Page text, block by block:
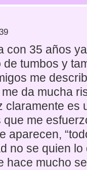
con 35 años
tumbos y
me
da mucha
claramente es
me
aparecen,
no se quien lo
hace mucho